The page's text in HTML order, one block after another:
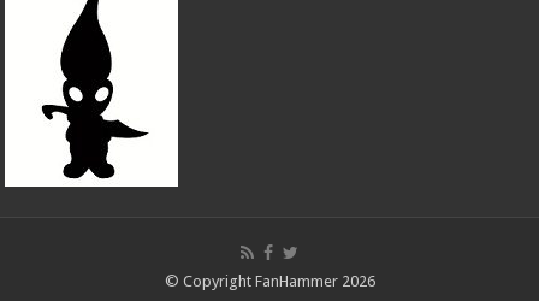
© Copyright FanHammer 2026